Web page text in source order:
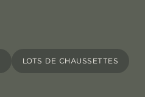
LOTS DE CHAUSSETTES